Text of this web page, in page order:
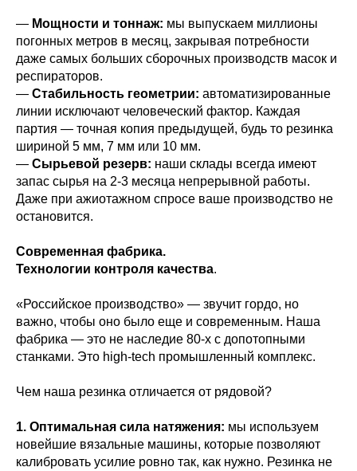
— Мощности и тоннаж: мы выпускаем миллионы
погонных метров в месяц, закрывая потребности
даже самых больших сборочных производств масок и
респираторов.
— Стабильность геометрии: автоматизированные
линии исключают человеческий фактор. Каждая
партия — точная копия предыдущей, будь то резинка
шириной 5 мм, 7 мм или 10 мм.
— Сырьевой резерв: наши склады всегда имеют
запас сырья на 2-3 месяца непрерывной работы.
Даже при ажиотажном спросе ваше производство не
остановится.
Современная фабрика.
Технологии контроля качества.
«Российское производство» — звучит гордо, но
важно, чтобы оно было еще и современным. Наша
фабрика — это не наследие 80-х с допотопными
станками. Это high-tech промышленный комплекс.
Чем наша резинка отличается от рядовой?
1. Оптимальная сила натяжения: мы используем
новейшие вязальные машины, которые позволяют
калибровать усилие ровно так, как нужно. Резинка не